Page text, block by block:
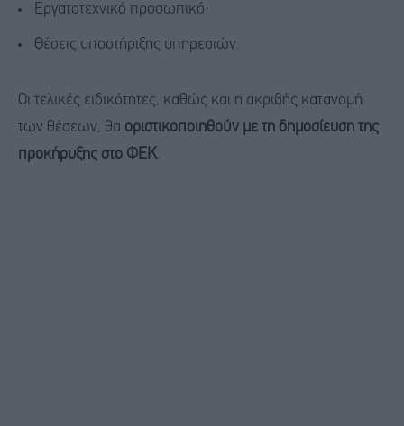
Εργατοτεχνικό προσωπικό.
Θέσεις υποστήριξης υπηρεσιών.
Οι τελικές ειδικότητες, καθώς και η ακριβής κατανομή
των θέσεων, θα οριστικοποιηθούν με τη δημοσίευση της
προκήρυξης στο ΦΕΚ.